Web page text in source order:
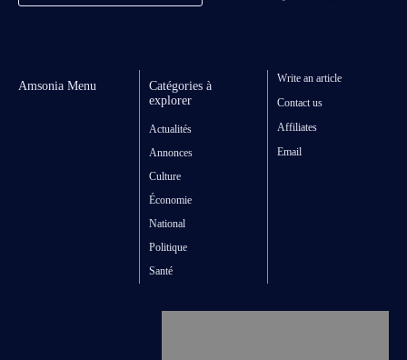
Amsonia Menu
Catégories à
explorer
Actualités
Annonces
Culture
Économie
National
Politique
Santé
Write an article
Contact us
Affiliates
Email